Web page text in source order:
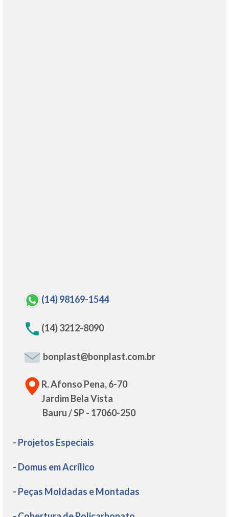
(14) 98169-1544
(14) 3212-8090
bonplast@bonplast.com.br
R. Afonso Pena, 6-70
Jardim Bela Vista
Bauru / SP - 17060-250
- Projetos Especiais
- Domus em Acrílico
- Peças Moldadas e Montadas